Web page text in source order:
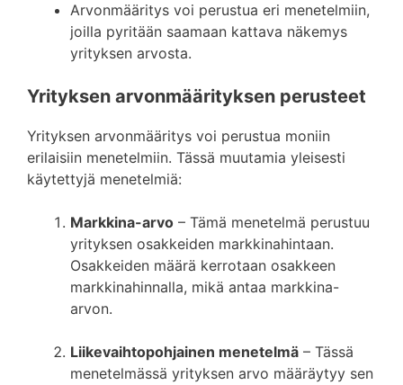
Arvonmääritys voi perustua eri menetelmiin,
joilla pyritään saamaan kattava näkemys
yrityksen arvosta.
Yrityksen arvonmäärityksen perusteet
Yrityksen arvonmääritys voi perustua moniin
erilaisiin menetelmiin. Tässä muutamia yleisesti
käytettyjä menetelmiä:
Markkina-arvo – Tämä menetelmä perustuu
yrityksen osakkeiden markkinahintaan.
Osakkeiden määrä kerrotaan osakkeen
markkinahinnalla, mikä antaa markkina-
arvon.
Liikevaihtopohjainen menetelmä – Tässä
menetelmässä yrityksen arvo määräytyy sen